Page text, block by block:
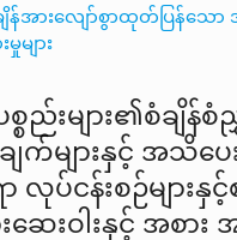
န်အားလျော်စွာထုတ်ပြန်သော
များ
ည်းများ၏စံချိန်စံ
များနှင့် အသိပေး
ာ လုပ်ငန်းစဉ်များနှ
ဆေးဝါးနှင့် အစာ